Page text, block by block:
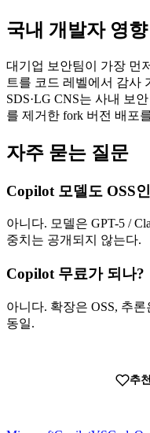
국내 개발자 영향
대기업 보안팀이 가장 먼
트를 코드 레벨에서 감사
SDS·LG CNS는 사내 보
를 제거한 fork 버전 배포
자주 묻는 질문
Copilot 모델도 OSS
아니다. 모델은 GPT-5 /
중치는 공개되지 않는다.
Copilot 무료가 되나?
아니다. 확장은 OSS, 추
동일.
추천